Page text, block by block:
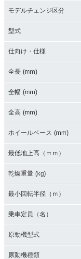
1997年 Ninja ZX-9
1994年 Ninja ZX-9
モデルチェンジ区分
型式
仕向け・仕様
全長 (mm)
全幅 (mm)
全高 (mm)
ホイールベース (mm)
最低地上高（ｍｍ）
乾燥重量 (kg)
最小回転半径（ｍ）
乗車定員（名）
原動機型式
原動機種類